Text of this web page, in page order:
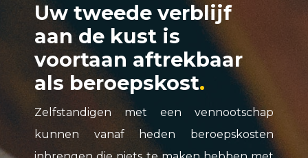
Uw tweede verblijf
aan de kust is
voortaan aftrekbaar
als beroepskost
Zelfstandigen met een vennootschap
kunnen vanaf heden beroepskosten